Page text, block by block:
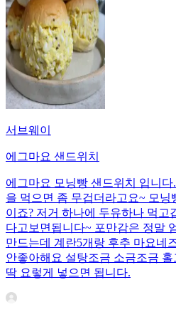
서브웨이
에그마요 샌드위치
에그마요 모닝빵 샌드위치 입니
을 먹으면 좀 무겁더라고요~ 모닝
이죠? 저거 하나에 두유하나 먹고
다고보면됩니다~ 포만감은 정말
만드는데 계란5개랑 후추 마요네
안좋아해요 설탕조금 소금조금
딱 요렇게 넣으면 됩니다.